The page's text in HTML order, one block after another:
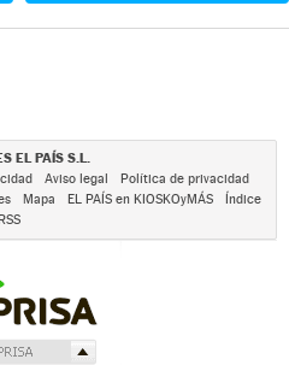
EL PAÍS S.L.
Aviso legal
Política de privacidad
Mapa EL PAÍS en KIOSKOyMÁS
Índice